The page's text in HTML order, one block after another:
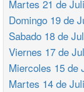
Martes 21 de
Domingo 19 de
Sabado 18 de
Viernes 17 de
Miercoles 15 de
Martes 14 de